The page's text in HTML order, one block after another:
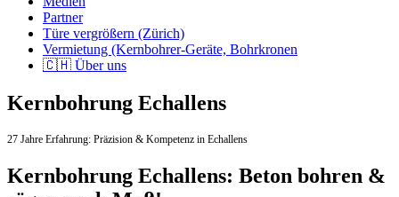
Partner
Türe vergrößern (Zürich)
Vermietung (Kernbohrer-Geräte, Bohrkronen
🇨🇭 Über uns
Kernbohrung Echallens
27 Jahre Erfahrung: Präzision & Kompetenz in Echallens
Kernbohrung Echallens: Beton bohren &